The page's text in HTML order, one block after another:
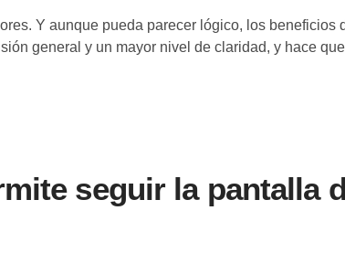
Y aunque pueda parecer lógico, los beneficios
general y un mayor nivel de claridad, y hace
seguir la pantalla